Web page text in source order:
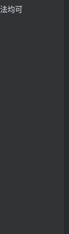
均可